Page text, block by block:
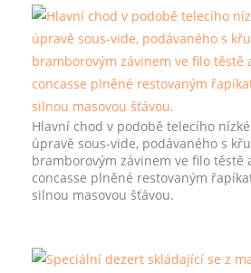
Hlavní chod v podobě telecího
úpravě sous-vide, podávaného s
bramborovým závinem ve filo těstě
concasse plněné restovaným
silnou masovou šťávou.